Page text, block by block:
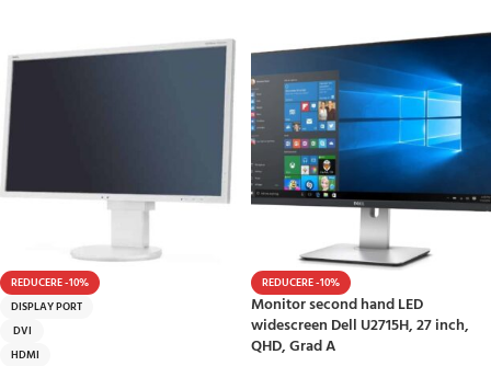
REDUCERE -10%
DISPLAY PORT
DVI
HDMI
REDUCERE -10%
Monitor second hand LED
widescreen Dell U2715H, 27 inch,
QHD, Grad A